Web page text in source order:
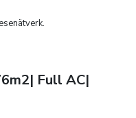
Full AC|